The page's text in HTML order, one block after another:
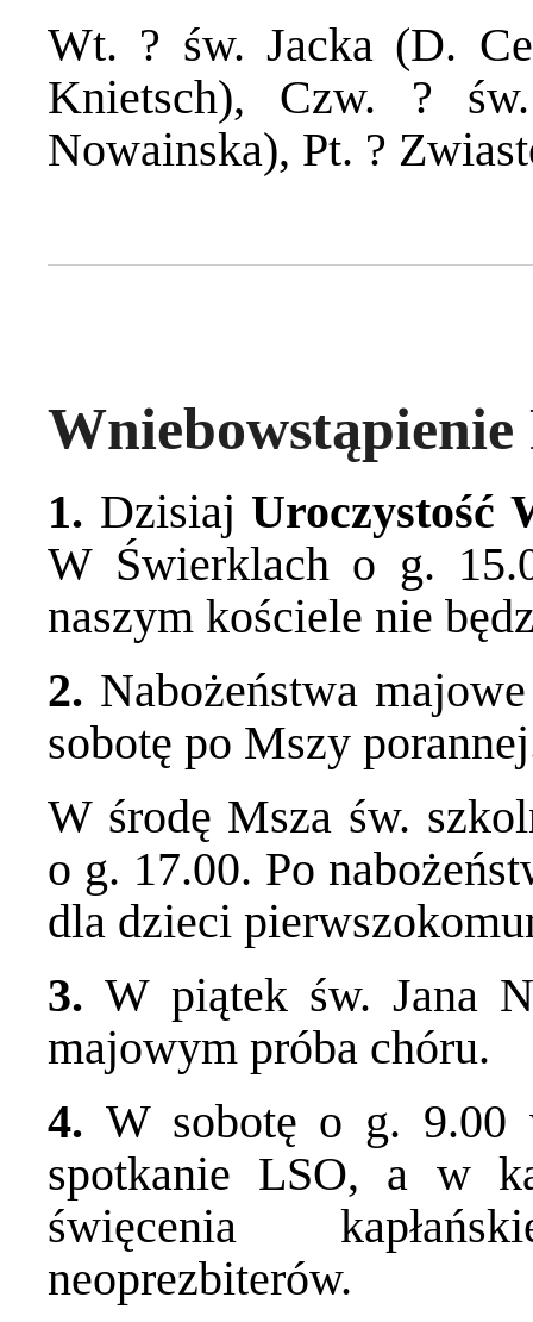
Wt. ? św. Jacka (D.
Knietsch), Czw. ?
Nowainska), Pt. ?
Wniebowstąpienie
1. Dzisiaj Uroczystość
W Świerklach o g.
naszym kościele nie
2. Nabożeństwa
sobotę po Mszy
W środę Msza św.
o g. 17.00. Po
dla dzieci
3.W piątek św. Jana
majowym próba chóru.
4. W sobotę o g. 9.00
spotkanie LSO, a w
święcenia
neoprezbiterów.